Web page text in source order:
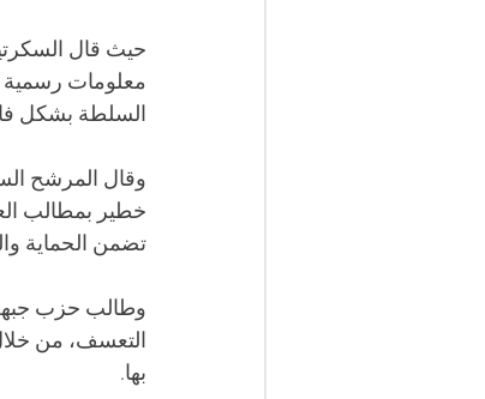
حيث قال
معلومات رسمية
السلطة بشكل
وقال المرشح
خطير بمطالب
تضمن الحماية
وطالب حزب جبهة
التعسف، من
بها.